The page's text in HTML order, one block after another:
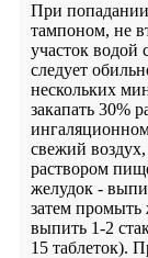
При
тампоном, не
участок
следует
нескольких
закапать 30%
свежий
раствором
желудок -
затем
выпить 1-2
15 таблеток).